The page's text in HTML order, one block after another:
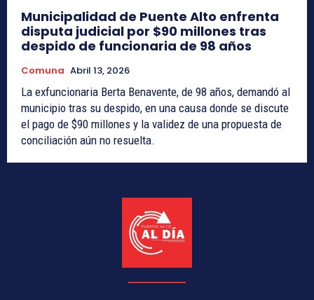
Municipalidad de Puente Alto enfrenta
disputa judicial por $90 millones tras
despido de funcionaria de 98 años
Comuna Abril 13, 2026
La exfuncionaria Berta Benavente, de 98 años, demandó al
municipio tras su despido, en una causa donde se discute
el pago de $90 millones y la validez de una propuesta de
conciliación aún no resuelta.